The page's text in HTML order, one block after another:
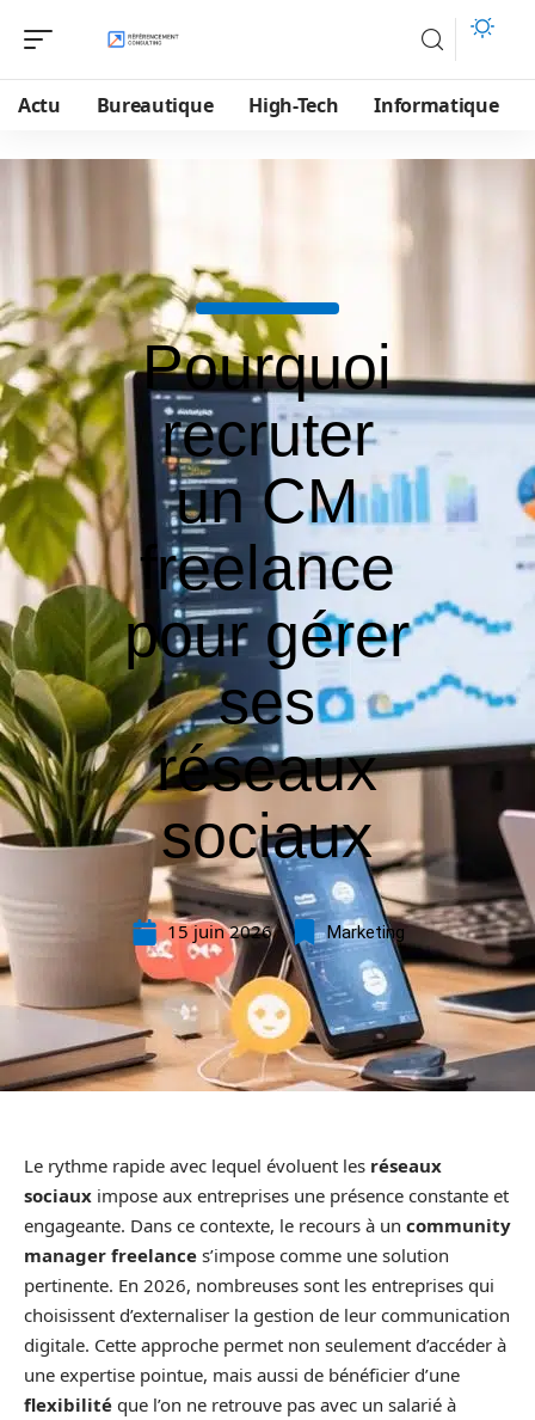
Actu Bureautique High-Tech Informatique
Pourquoi
recruter
un CM
freelance
pour gérer
ses
réseaux
sociaux
15 juin 2026 Marketing
Le rythme rapide avec lequel évoluent les réseaux
sociaux impose aux entreprises une présence constante et
engageante. Dans ce contexte, le recours à un community
manager freelance s’impose comme une solution
pertinente. En 2026, nombreuses sont les entreprises qui
choisissent d’externaliser la gestion de leur communication
digitale. Cette approche permet non seulement d’accéder à
une expertise pointue, mais aussi de bénéficier d’une
flexibilité que l’on ne retrouve pas avec un salarié à